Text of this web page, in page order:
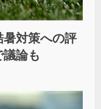
対策への評
論も